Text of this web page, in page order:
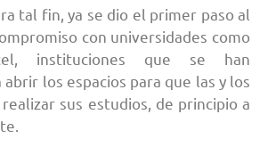
tal fin, ya se dio el primer paso al
con universidades como
instituciones que se han
los espacios para que las y los
sus estudios, de principio a